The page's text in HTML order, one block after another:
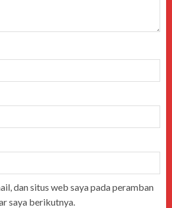
dan situs web saya pada peramban
saya berikutnya.